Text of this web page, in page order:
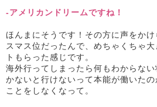
-アメリカンドリームですね！
ほんまにそうです！その方に声をか
スマス位だったんで、めちゃくちゃ
トもらった感じです。
海外行ってしまったら何もわからな
かないと行けないって本能が働いた
ことをしなくなって。